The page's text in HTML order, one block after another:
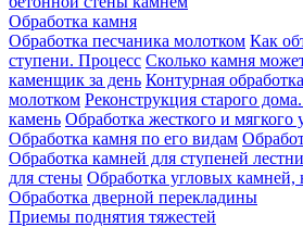
Обработка камня
Обработка песчаника молотком Как
ступени. Процесс Сколько камня
каменщик за день Контурная
молотком Реконструкция старого
камень Обработка жесткого и мягкого
Обработка камня по его видам
Обработка камней для ступеней
для стены Обработка угловых
Обработка дверной перекладины
Приемы поднятия тяжестей